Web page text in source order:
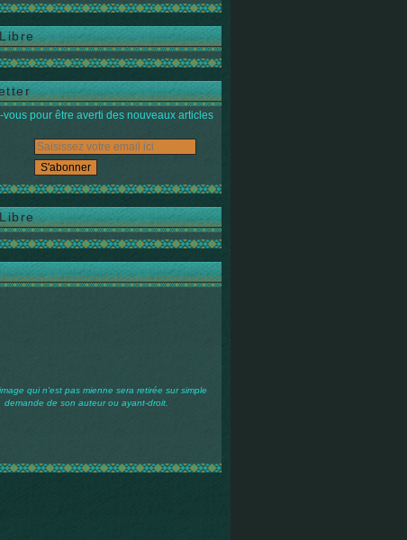
vous pour être averti des nouveaux articles
qui n'est pas mienne sera retirée sur simple
demande de son auteur ou ayant-droit.